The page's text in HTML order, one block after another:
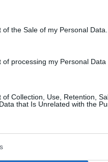
the Sale of my Personal Data.
of processing my Personal Data
of Collection, Use, Retention,
that Is Unrelated with the